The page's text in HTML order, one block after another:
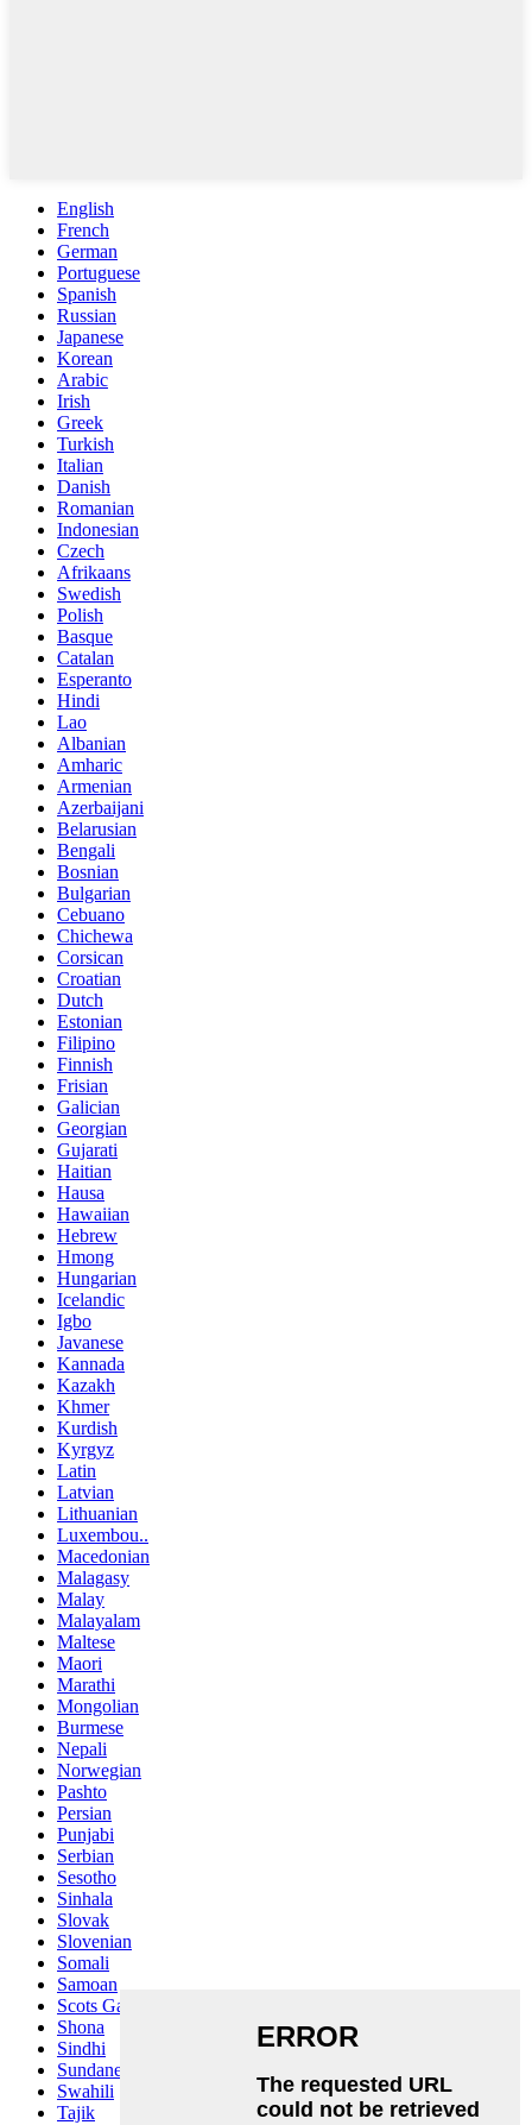
English
French
German
Portuguese
Spanish
Russian
Japanese
Korean
Arabic
Irish
Greek
Turkish
Italian
Danish
Romanian
Indonesian
Czech
Afrikaans
Swedish
Polish
Basque
Catalan
Esperanto
Hindi
Lao
Albanian
Amharic
Armenian
Azerbaijani
Belarusian
Bengali
Bosnian
Bulgarian
Cebuano
Chichewa
Corsican
Croatian
Dutch
Estonian
Filipino
Finnish
Frisian
Galician
Georgian
Gujarati
Haitian
Hausa
Hawaiian
Hebrew
Hmong
Hungarian
Icelandic
Igbo
Javanese
Kannada
Kazakh
Khmer
Kurdish
Kyrgyz
Latin
Latvian
Lithuanian
Luxembou..
Macedonian
Malagasy
Malay
Malayalam
Maltese
Maori
Marathi
Mongolian
Burmese
Nepali
Norwegian
Pashto
Persian
Punjabi
Serbian
Sesotho
Sinhala
Slovak
Slovenian
Somali
Samoan
Scots Gaelic
Shona
Sindhi
Sundanese
Swahili
Tajik